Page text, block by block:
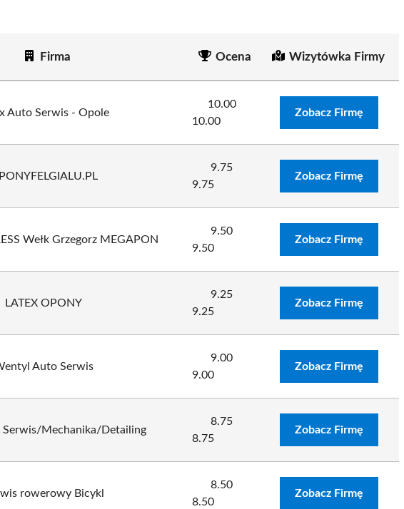
Firma Ocena Wizytówka Firmy
Auto Serwis - Opole
10.00
10.00
Zobacz Firmę
9.75
9.75
Zobacz Firmę
Wełk Grzegorz MEGAPON
9.50
9.50
Zobacz Firmę
LATEX OPONY
9.25
9.25
Zobacz Firmę
Auto Serwis
9.00
9.00
Zobacz Firmę
Serwis/Mechanika/Detailing
8.75
8.75
Zobacz Firmę
rowerowy Bicykl
8.50
8.50
Zobacz Firmę